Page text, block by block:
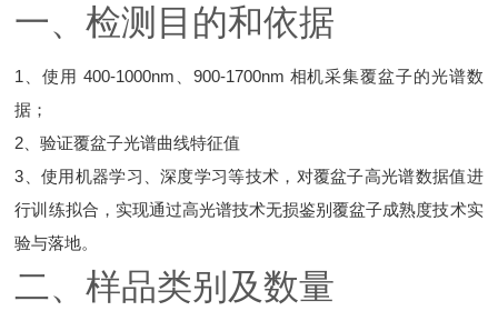
一、检测目的和依据
1、使用 400-1000nm、900-1700nm 相机采集覆盆子的光谱数
据；
2、验证覆盆子光谱曲线特征值
3、使用机器学习、深度学习等技术，对覆盆子高光谱数据值进
行训练拟合，实现通过高光谱技术无损鉴别覆盆子成熟度技术实
验与落地。
二、样品类别及数量